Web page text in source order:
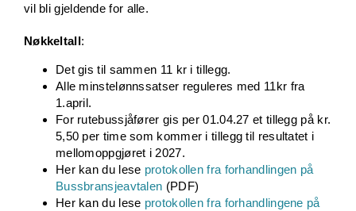
vil bli gjeldende for alle.
Nøkkeltall:
Det gis til sammen 11 kr i tillegg.
Alle minstelønnssatser reguleres med 11kr fra
1.april.
For rutebussjåfører gis per 01.04.27 et tillegg på kr.
5,50 per time som kommer i tillegg til resultatet i
mellomoppgjøret i 2027.
Her kan du lese protokollen fra forhandlingen på
Bussbransjeavtalen (PDF)
Her kan du lese protokollen fra forhandlingene på